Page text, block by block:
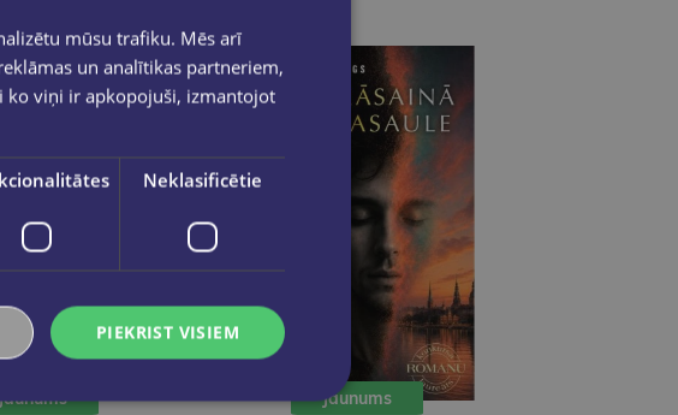
Jaunums
mūsu trafiku. Mēs arī
un analītikas partneriem,
ko viņi ir apkopojuši, izmantojot
Neklasificētie
PIEKRIST VISIEM